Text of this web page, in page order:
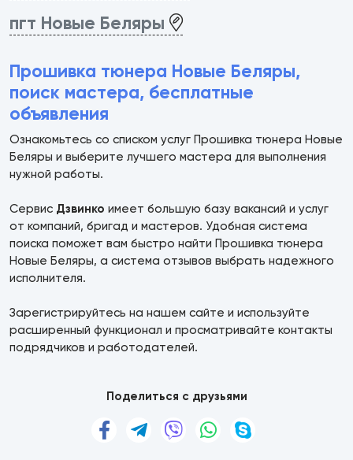
пгт Новые Беляры
Прошивка тюнера Новые Беляры,
поиск мастера, бесплатные
объявления
Ознакомьтесь со списком услуг Прошивка тюнера Новые
Беляры и выберите лучшего мастера для выполнения
нужной работы.
Сервис Дзвинко имеет большую базу вакансий и услуг
от компаний, бригад и мастеров. Удобная система
поиска поможет вам быстро найти Прошивка тюнера
Новые Беляры, а система отзывов выбрать надежного
исполнителя.
Зарегистрируйтесь на нашем сайте и используйте
расширенный функционал и просматривайте контакты
подрядчиков и работодателей.
Поделиться с друзьями